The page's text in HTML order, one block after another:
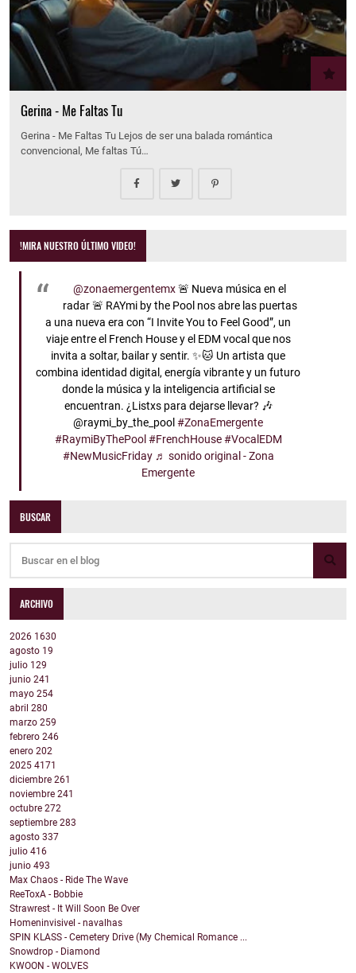
Gerina - Me Faltas Tu
Gerina - Me Faltas Tu Lejos de ser una balada romántica
convencional, Me faltas Tú…
!MIRA NUESTRO ÚLTIMO VIDEO!
@zonaemergentemx🚨 Nueva música en el
radar 🚨 RAYmi by the Pool nos abre las puertas
a una nueva era con “I Invite You to Feel Good”, un
viaje entre el French House y el EDM vocal que nos
invita a soltar, bailar y sentir. ✨🐱 Un artista que
combina identidad digital, energía vibrante y un futuro
donde la música y la inteligencia artificial se
encuentran. ¿Listxs para dejarse llevar? 🎶
@raymi_by_the_pool#ZonaEmergente
#RaymiByThePool #FrenchHouse #VocalEDM
#NewMusicFriday ♬ sonido original - Zona
Emergente
BUSCAR
ARCHIVO
2026 1630
agosto 19
julio 129
junio 241
mayo 254
abril 280
marzo 259
febrero 246
enero 202
2025 4171
diciembre 261
noviembre 241
octubre 272
septiembre 283
agosto 337
julio 416
junio 493
Max Chaos - Ride The Wave
ReeToxA - Bobbie
Strawrest - It Will Soon Be Over
Homeninvisivel - navalhas
SPIN KLASS - Cemetery Drive (My Chemical Romance ...
Snowdrop - Diamond
KWOON - WOLVES